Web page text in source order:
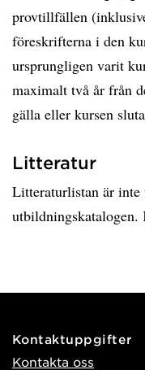
provtillfällen
föreskrifterna i den
ursprungligen varit
maximalt två år från
gälla eller kursen
Litteratur
Litteraturlistan är inte
Kontaktuppgifter
Kontakta oss